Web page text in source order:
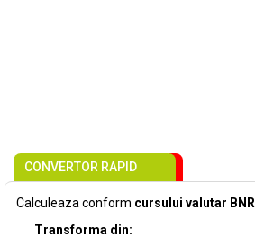
CONVERTOR RAPID
Calculeaza conform cursului valutar BNR
Transforma din: